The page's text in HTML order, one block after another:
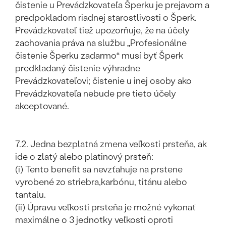
čistenie u Prevádzkovateľa Šperku je prejavom a
predpokladom riadnej starostlivosti o Šperk.
Prevádzkovateľ tiež upozorňuje, že na účely
zachovania práva na službu „Profesionálne
čistenie Šperku zadarmo“ musí byť Šperk
predkladaný čistenie výhradne
Prevádzkovateľovi; čistenie u inej osoby ako
Prevádzkovateľa nebude pre tieto účely
akceptované.
7.2. Jedna bezplatná zmena veľkosti prsteňa, ak
ide o zlatý alebo platinový prsteň:
(i) Tento benefit sa nevzťahuje na prstene
vyrobené zo striebra,karbónu, titánu alebo
tantalu.
(ii) Úpravu veľkosti prsteňa je možné vykonať
maximálne o 3 jednotky veľkosti oproti